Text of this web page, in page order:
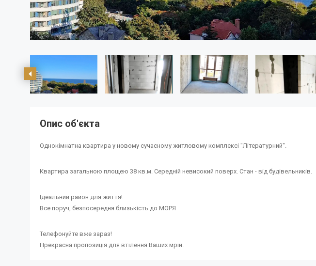
Опис об'єкта
Однокімнатна квартира у новому сучасному житловому комплексі "Літературний".
Квартира загальною площею 38 кв.м. Середній невисокий поверх. Стан - від будівельників.
Ідеальний район для життя!
Все поруч, безпосередня близькість до МОРЯ
Телефонуйте вже зараз!
Прекрасна пропозиція для втілення Ваших мрій.